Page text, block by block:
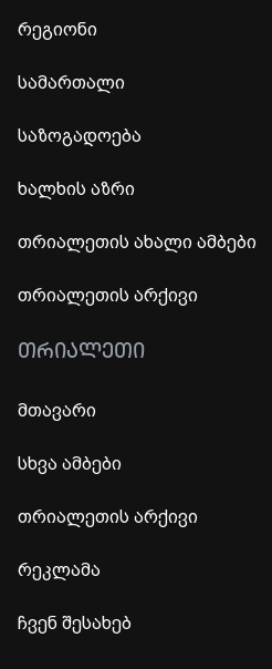
რეგიონი
სამართალი
საზოგადოება
ხალხის აზრი
თრიალეთის ახალი ამბები
თრიალეთის არქივი
ᲗᲠᲘᲐᲚᲔᲗᲘ
მთავარი
სხვა ამბები
თრიალეთის არქივი
რეკლამა
ჩვენ შესახებ